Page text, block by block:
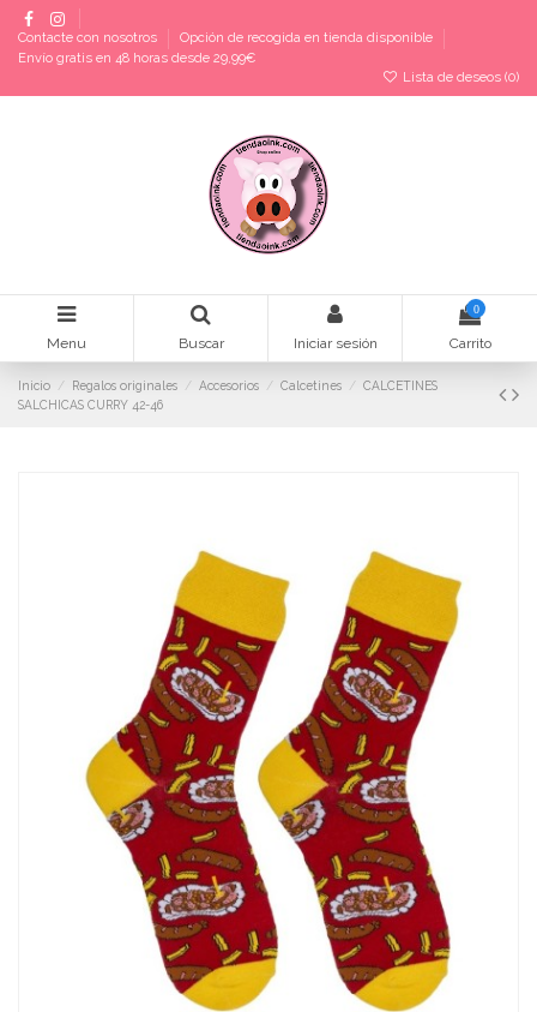
Contacte con nosotros
Opción de recogida en tienda disponible
Envío gratis en 48 horas desde 29,99€
Lista de deseos (0)
Menu Buscar Iniciar sesión
0
Carrito
Inicio Regalos originales Accesorios Calcetines
CALCETINES
SALCHICAS CURRY 42-46